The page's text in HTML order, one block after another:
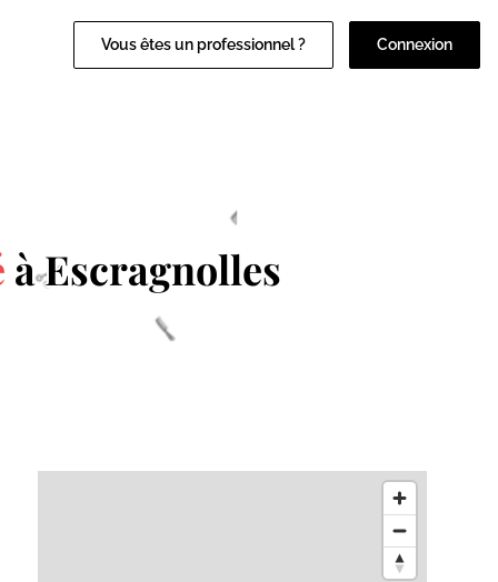
Vous êtes un professionnel ? Connexion
à Escragnolles